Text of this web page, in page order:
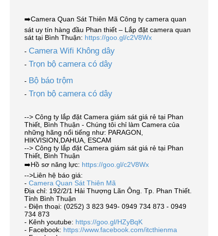
➡️Camera Quan Sát Thiên Mã Công ty camera quan
sát uy tín hàng đầu Phan thiết – Lắp đặt camera quan
sát tại Bình Thuận: https://goo.gl/c2V8Wx
- Camera Wifi Không dây
- Trọn bộ camera có dây
- Bộ báo trộm
- Trọn bộ camera có dây
--> Công ty lắp đặt Camera giám sát giá rẻ tại Phan
Thiết, Bình Thuận - Chúng tôi chỉ làm Camera của
những hãng nổi tiếng như: PARAGON,
HIKVISION,DAHUA, ESCAM
--> Công ty lắp đặt Camera giám sát giá rẻ tại Phan
Thiết, Bình Thuận
➡️Hồ sơ năng lực: https://goo.gl/c2V8Wx
-->Liên hệ báo giá:
- Camera Quan Sát Thiên Mã
Địa chỉ: 192/2/1 Hải Thượng Lãn Ông. Tp. Phan Thiết.
Tỉnh Bình Thuận
- Điện thoại: (0252) 3 823 949- 0949 734 873 - 0949
734 873
- Kênh youtube: https://goo.gl/HZyBqK
- Facebook: https://www.facebook.com/itcthienma